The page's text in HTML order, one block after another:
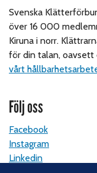
Svenska
över 16 000
Kiruna i norr.
för din talan, oavsett
vårt
Följ oss
Facebook
Instagram
Linkedin